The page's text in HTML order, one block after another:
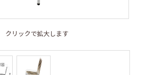
クリックで拡大します